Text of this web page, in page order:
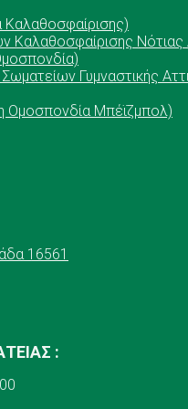
Καλαθοσφαίρισης)
Νότιας
Γυμναστικής
Ομοσπονδία Μπέϊζμπολ)
16561
: